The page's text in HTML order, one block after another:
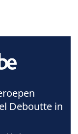
Deboutte in